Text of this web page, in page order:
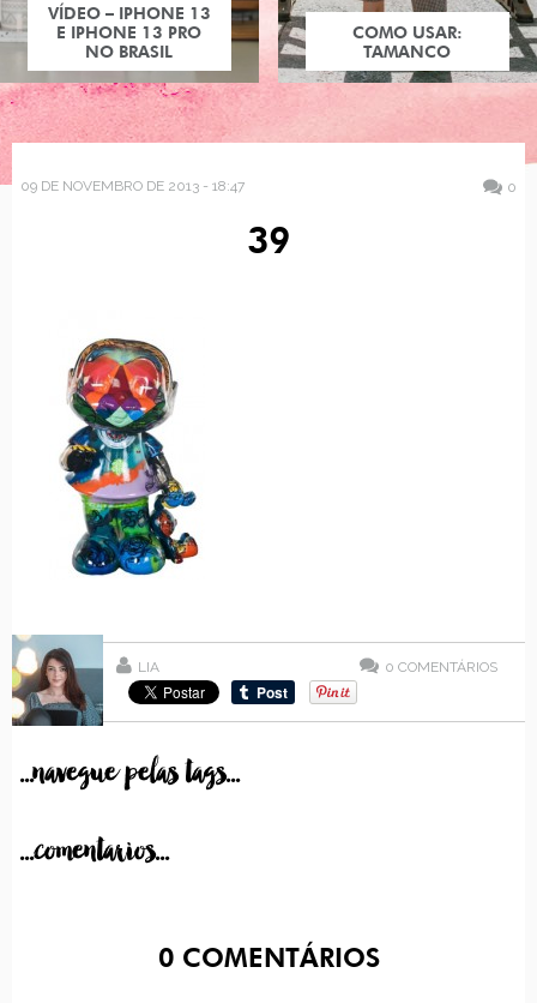
VÍDEO – IPHONE 13
E IPHONE 13 PRO
NO BRASIL
COMO USAR:
TAMANCO
09 DE NOVEMBRO DE 2013 - 18:47 0
39
LIA 0 COMENTÁRIOS
...navegue pelas tags...
...comentarios...
0COMENTÁRIOS